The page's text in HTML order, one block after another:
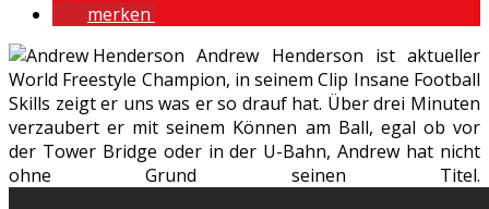
merken
Andrew Henderson ist aktueller
World Freestyle Champion, in seinem Clip Insane Football
Skills zeigt er uns was er so drauf hat. Über drei Minuten
verzaubert er mit seinem Können am Ball, egal ob vor
der Tower Bridge oder in der U-Bahn, Andrew hat nicht
ohne Grund seinen Titel.